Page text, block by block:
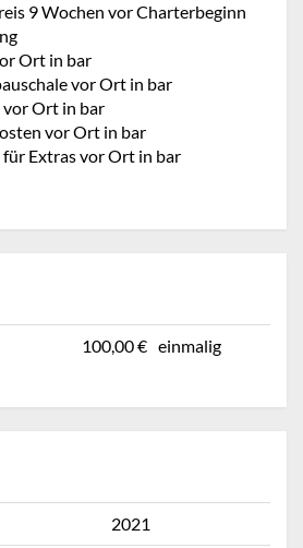
9 Wochen vor Charterbeginn
Ort in bar
vor Ort in bar
Ort in bar
vor Ort in bar
Extras vor Ort in bar
100,00 € einmalig
2021